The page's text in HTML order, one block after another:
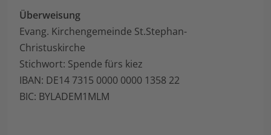
Überweisung
Evang. Kirchengemeinde St.Stephan-
Christuskirche
Stichwort: Spende fürs kiez
IBAN: DE14 7315 0000 0000 1358 22
BIC: BYLADEM1MLM